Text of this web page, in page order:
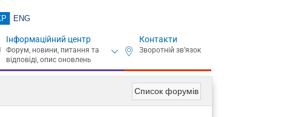
ENG
Інформаційний центр Контакти
Список форумів